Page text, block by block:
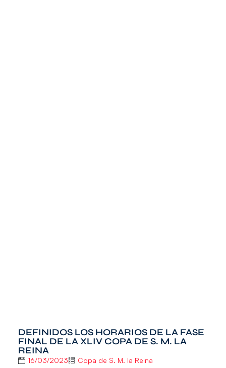
DEFINIDOS LOS HORARIOS DE LA FASE
FINAL DE LA XLIV COPA DE S. M. LA
REINA
16/03/2023 Copa de S. M. la Reina